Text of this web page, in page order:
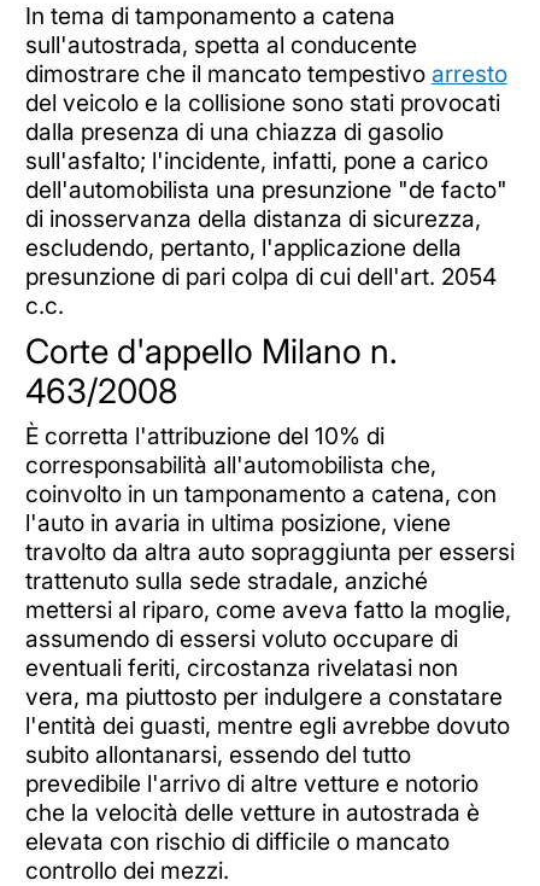
In tema di tamponamento a catena
sull'autostrada, spetta al conducente
dimostrare che il mancato tempestivo arresto
del veicolo e la collisione sono stati provocati
dalla presenza di una chiazza di gasolio
sull'asfalto; l'incidente, infatti, pone a carico
dell'automobilista una presunzione "de facto"
di inosservanza della distanza di sicurezza,
escludendo, pertanto, l'applicazione della
presunzione di pari colpa di cui dell'art. 2054
c.c.
Corte d'appello Milano n.
463/2008
È corretta l'attribuzione del 10% di
corresponsabilità all'automobilista che,
coinvolto in un tamponamento a catena, con
l'auto in avaria in ultima posizione, viene
travolto da altra auto sopraggiunta per essersi
trattenuto sulla sede stradale, anziché
mettersi al riparo, come aveva fatto la moglie,
assumendo di essersi voluto occupare di
eventuali feriti, circostanza rivelatasi non
vera, ma piuttosto per indulgere a constatare
l'entità dei guasti, mentre egli avrebbe dovuto
subito allontanarsi, essendo del tutto
prevedibile l'arrivo di altre vetture e notorio
che la velocità delle vetture in autostrada è
elevata con rischio di difficile o mancato
controllo dei mezzi.